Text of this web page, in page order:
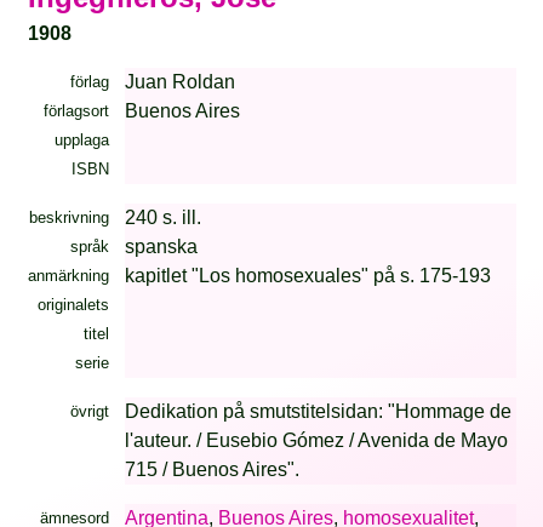
1908
förlag Juan Roldan
förlagsort Buenos Aires
upplaga
ISBN
beskrivning 240 s. ill.
språk spanska
anmärkning kapitlet "Los homosexuales" på s. 175-193
originalets
titel
serie
övrigt
Dedikation på smutstitelsidan: "Hommage de
l'auteur. / Eusebio Gómez / Avenida de Mayo
715 / Buenos Aires".
ämnesord Argentina, Buenos Aires, homosexualitet,